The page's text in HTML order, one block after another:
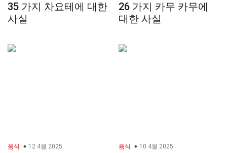
35 가지 차요테에 대한
사실
26 가지 카무 카무에
대한 사실
음식 12 4월 2025 음식 10 4월 2025